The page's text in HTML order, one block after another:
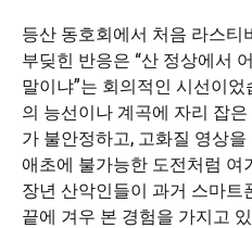
등산 동호회에서 처음 라스티
부딪힌 반응은 “산 정상에서
말이냐”는 회의적인 시선이
의 능선이나 계곡에 자리 잡
가 불안정하고, 고화질 영상
애초에 불가능한 도전처럼 여
장년 산악인들이 과거 스마트
끝에 겨우 본 경험을 가지고